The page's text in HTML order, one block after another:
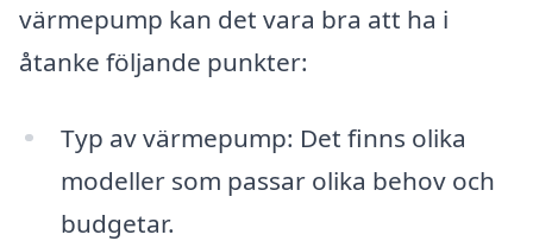
värmepump kan det vara bra att ha i
åtanke följande punkter:
Typ av värmepump: Det finns olika
modeller som passar olika behov och
budgetar.